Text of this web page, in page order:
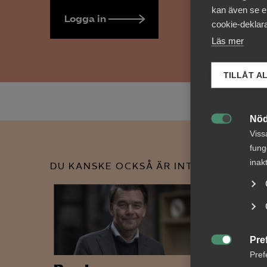
kan även se
cookie-
Läs mer
TILLÅT
Logga in Bli medlem
DU KANSKE OCKSÅ ÄR INTRESSERAD